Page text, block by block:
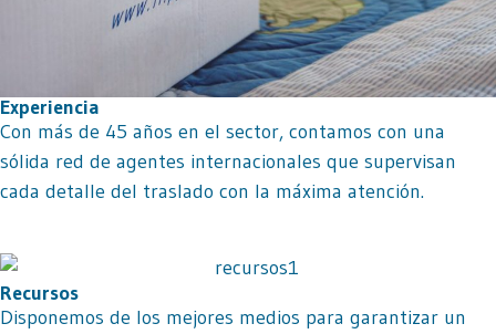
Experiencia
Con más de 45 años en el sector, contamos con una
sólida red de agentes internacionales que supervisan
cada detalle del traslado con la máxima atención.
Recursos
Disponemos de los mejores medios para garantizar un